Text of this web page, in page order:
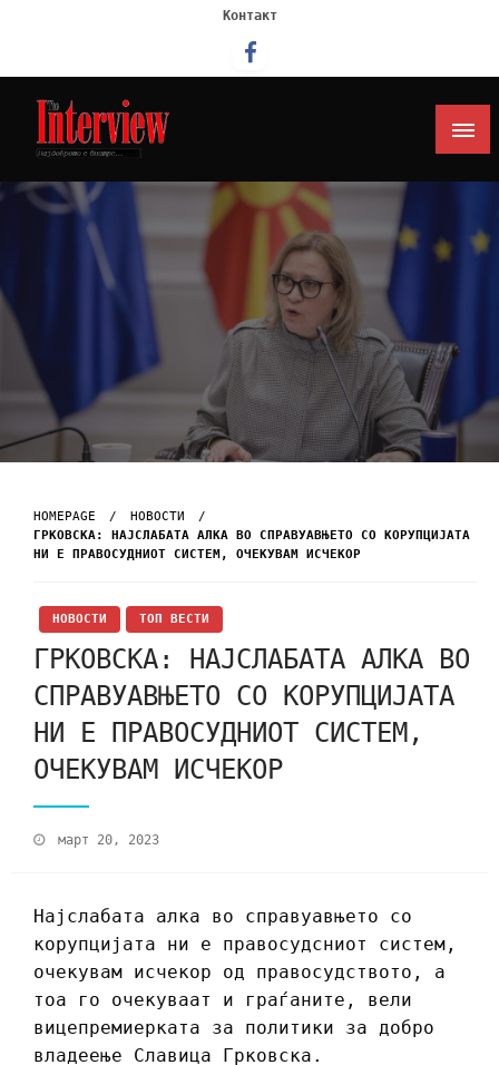
Контакт
Интервју
HOMEPAGE
НОВОСТИ
ГРКОВСКА: НАЈСЛАБАТА АЛКА ВО СПРАВУАВЊЕТО СО КОРУПЦИЈАТА
НИ Е ПРАВОСУДНИОТ СИСТЕМ, ОЧЕКУВАМ ИСЧЕКОР
НОВОСТИ ТОП ВЕСТИ
ГРКОВСКА: НАЈСЛАБАТА АЛКА ВО
СПРАВУАВЊЕТО СО КОРУПЦИЈАТА
НИ Е ПРАВОСУДНИОТ СИСТЕМ,
ОЧЕКУВАМ ИСЧЕКОР
март 20, 2023
Најслабата алка во справуавњето со
корупцијата ни е правосудсниот систем,
очекувам исчекор од правосудството, а
тоа го очекуваат и граѓаните, вели
вицепремиерката за политики за добро
владеење Славица Грковска.